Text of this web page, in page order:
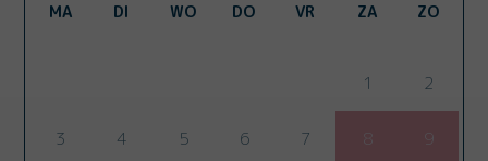
MA DI WO DO VR ZA ZO
1 2
3 4 5 6 7 9